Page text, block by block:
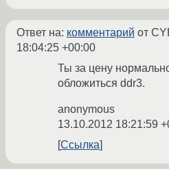
Ответ на: комментарий от
18:04:25 +00:00
Ты за цену
обложиться ddr3.
anonymous
13.10.2012 18:21:59
Ссылка